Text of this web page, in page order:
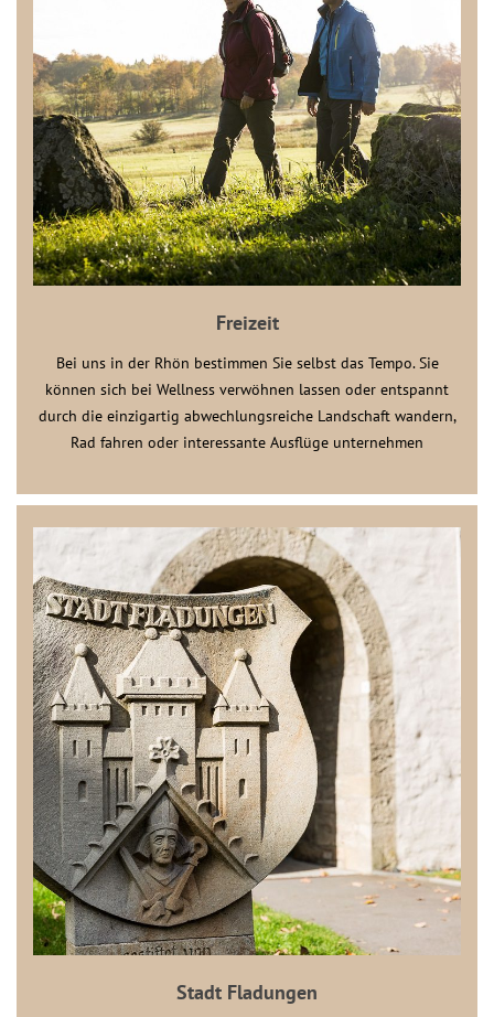
Freizeit
Bei uns in der Rhön bestimmen Sie selbst das Tempo. Sie
können sich bei Wellness verwöhnen lassen oder entspannt
durch die einzigartig abwechlungsreiche Landschaft wandern,
Rad fahren oder interessante Ausflüge unternehmen
Stadt Fladungen